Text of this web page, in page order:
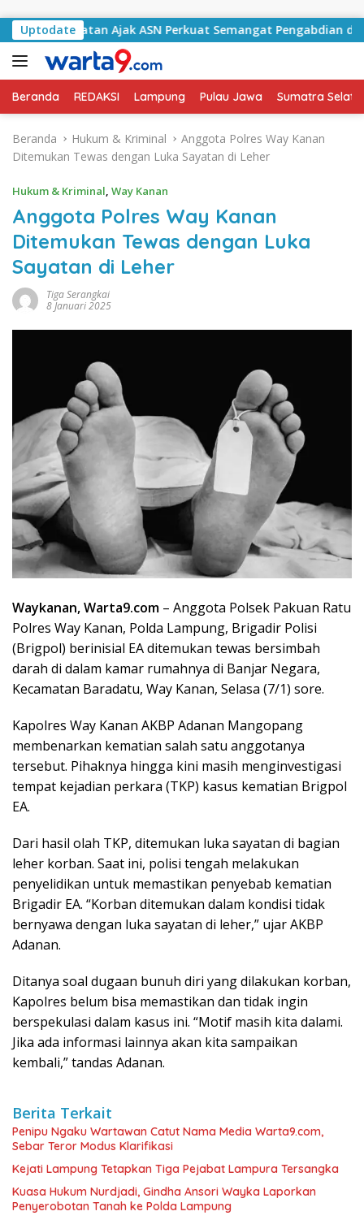
Uptodate
Selatan Ajak ASN Perkuat Semangat Pengabdian dan
Beranda REDAKSI Lampung Pulau Jawa Sumatra
Beranda Hukum & Kriminal
Anggota Polres Way Kanan
Ditemukan Tewas dengan Luka Sayatan di Leher
Hukum & Kriminal, Way Kanan
Anggota Polres Way Kanan
Ditemukan Tewas dengan Luka
Sayatan di Leher
Tiga Serangkai
8 Januari 2025
Waykanan, Warta9.com – Anggota Polsek Pakuan Ratu
Polres Way Kanan, Polda Lampung, Brigadir Polisi
(Brigpol) berinisial EA ditemukan tewas bersimbah
darah di dalam kamar rumahnya di Banjar Negara,
Kecamatan Baradatu, Way Kanan, Selasa (7/1) sore.
Kapolres Way Kanan AKBP Adanan Mangopang
membenarkan kematian salah satu anggotanya
tersebut. Pihaknya hingga kini masih menginvestigasi
tempat kejadian perkara (TKP) kasus kematian Brigpol
EA.
Dari hasil olah TKP, ditemukan luka sayatan di bagian
leher korban. Saat ini, polisi tengah melakukan
penyelidikan untuk memastikan penyebab kematian
Brigadir EA. “Korban ditemukan dalam kondisi tidak
bernyawa dengan luka sayatan di leher,” ujar AKBP
Adanan.
Ditanya soal dugaan bunuh diri yang dilakukan korban,
Kapolres belum bisa memastikan dan tidak ingin
berspekulasi dalam kasus ini. “Motif masih kita dalami.
Jika ada informasi lainnya akan kita sampaikan
kembali,” tandas Adanan.
Berita Terkait
Penipu Ngaku Wartawan Catut Nama Media Warta9.com,
Sebar Teror Modus Klarifikasi
Kejati Lampung Tetapkan Tiga Pejabat Lampura Tersangka
Kuasa Hukum Nurdjadi, Gindha Ansori Wayka Laporkan
Penyerobotan Tanah ke Polda Lampung